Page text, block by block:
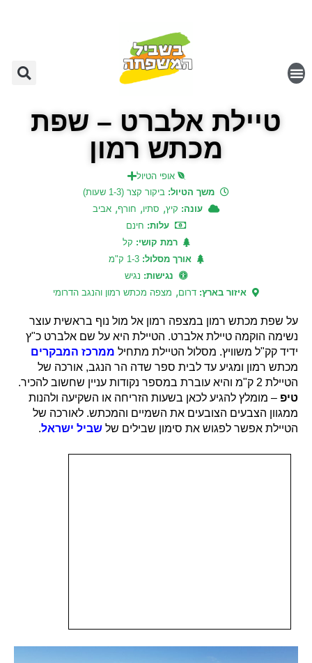
טיילת אלברט – שפת
מכתש רמון
אופי הטיול
משך הטיול: ביקור קצר (1-3 שעות)
עונה: קיץ, סתיו, חורף, אביב
עלות: חינם
רמת קושי: קל
אורך מסלול:1-3 ק"מ
נגישות: נגיש
איזור בארץ: דרום, מצפה מכתש רמון והנגב הדרומי
על שפת מכתש רמון במצפה רמון אל מול נוף בראשית עוצר
נשימה הוקמה טיילת אלברט. הטיילת היא על שם אלברט כ"ץ
ידיד קק"ל משוויץ. מסלול הטיילת מתחיל ממרכז המבקרים
מכתש רמון ומגיע עד לבית ספר שדה הר הנגב, אורכה של
הטיילת 2 ק"מ והיא עוברת במספר נקודות עניין שחשוב להכיר.
טיפ – מומלץ להגיע לכאן בשעות הזריחה או השקיעה ולהנות
ממגוון הצבעים הצובעים את השמיים והמכתש. לאורכה של
הטיילת אפשר לפגוש את סימון שבילים של שביל ישראל.